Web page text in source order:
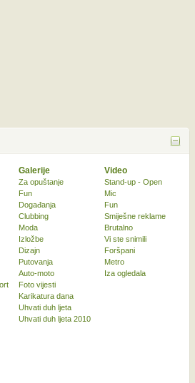
Galerije
Za opuštanje
Fun
Događanja
Clubbing
Moda
Izložbe
Dizajn
Putovanja
Auto-moto
Foto vijesti
Karikatura dana
Uhvati duh ljeta
Uhvati duh ljeta 2010
Video
Stand-up - Open
Mic
Fun
Smiješne reklame
Brutalno
Vi ste snimili
Foršpani
Metro
Iza ogledala